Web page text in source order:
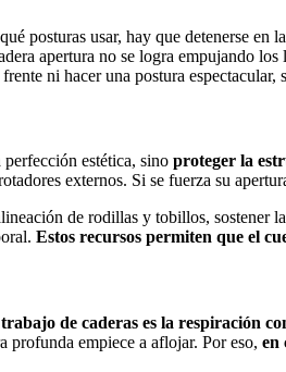
posturas usar, hay que detenerse en
apertura no se logra empujando
ni hacer una postura
estética, sino proteger la
externos. Si se fuerza su
de rodillas y tobillos, sostener
Estos recursos permiten que el
de caderas es la respiración
profunda empiece a aflojar. Por eso, en